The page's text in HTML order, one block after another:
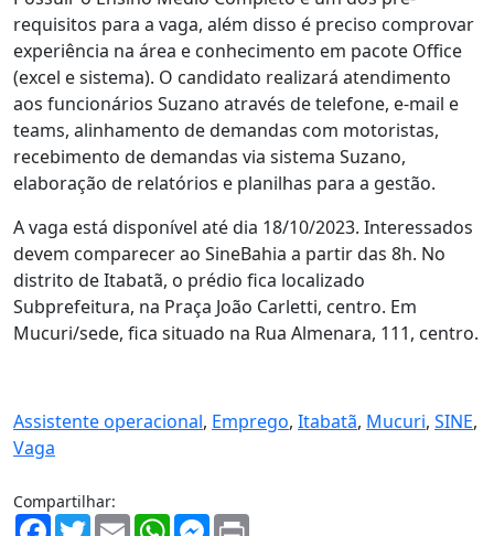
requisitos para a vaga, além disso é preciso comprovar
experiência na área e conhecimento em pacote Office
(excel e sistema). O candidato realizará atendimento
aos funcionários Suzano através de telefone, e-mail e
teams, alinhamento de demandas com motoristas,
recebimento de demandas via sistema Suzano,
elaboração de relatórios e planilhas para a gestão.
A vaga está disponível até dia 18/10/2023. Interessados
devem comparecer ao SineBahia a partir das 8h. No
distrito de Itabatã, o prédio fica localizado
Subprefeitura, na Praça João Carletti, centro. Em
Mucuri/sede, fica situado na Rua Almenara, 111, centro.
Assistente operacional, Emprego, Itabatã, Mucuri, SINE,
Vaga
Compartilhar:
Facebook
TwitterEmailWhatsAppMessenger